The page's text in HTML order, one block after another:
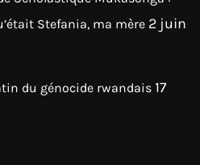
Stefania, ma mère 2 juin
du génocide rwandais 17